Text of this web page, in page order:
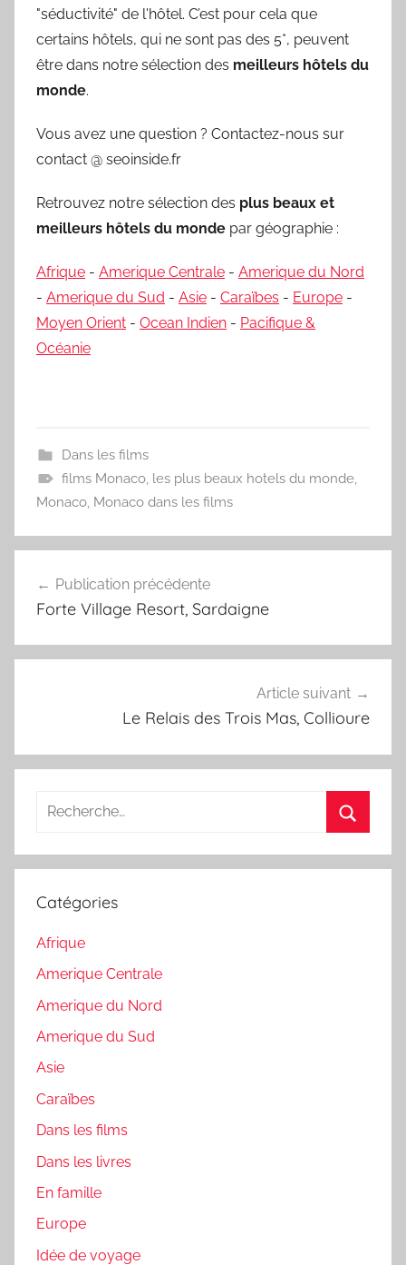
"séductivité" de l'hôtel. C’est pour cela que
certains hôtels, qui ne sont pas des 5*, peuvent
être dans notre sélection des meilleurs hôtels du
monde.
Vous avez une question ? Contactez-nous sur
contact @ seoinside.fr
Retrouvez notre sélection des plus beaux et
meilleurs hôtels du monde par géographie :
Afrique - Amerique Centrale - Amerique du Nord
- Amerique du Sud - Asie - Caraïbes - Europe -
Moyen Orient - Ocean Indien - Pacifique &
Océanie
Dans les films
films Monaco, les plus beaux hotels du monde,
Monaco Monaco dans les films
de
Publication précédente
Forte Village Resort, Sardaigne
Article suivant
Le Relais des Trois Mas, Collioure
Recherche
:
Catégories
Afrique
Amerique Centrale
Amerique du Nord
Amerique du Sud
Asie
Caraïbes
Dans les films
Dans les livres
En famille
Europe
Idée de voyage